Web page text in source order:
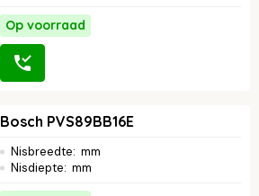
Op voorraad
Bosch PVS89BB16E
Nisbreedte: mm
Nisdiepte: mm